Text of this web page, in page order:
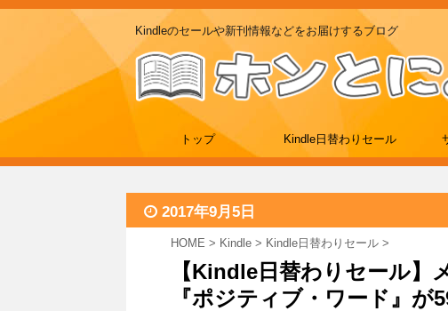
Kindleのセールや新刊情報などをお届けするブログ
トップ Kindle日替わりセール
2017年9月5日
HOME > Kindle > Kindle日替わりセール >
【Kindle日替わりセール】
『ポジティブ・ワード』が